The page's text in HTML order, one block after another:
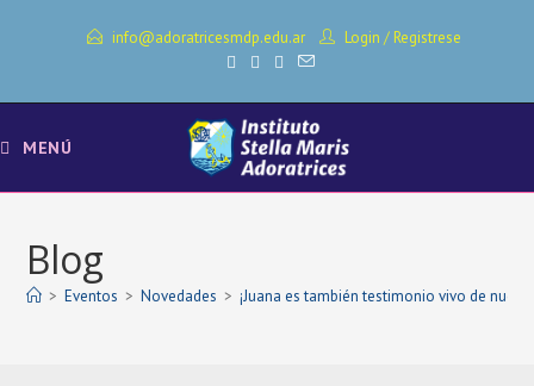
info@adoratricesmdp.edu.ar Login / Registrese
MENÚ
Blog
> Eventos > Novedades > ¡Juana es también testimonio vivo de